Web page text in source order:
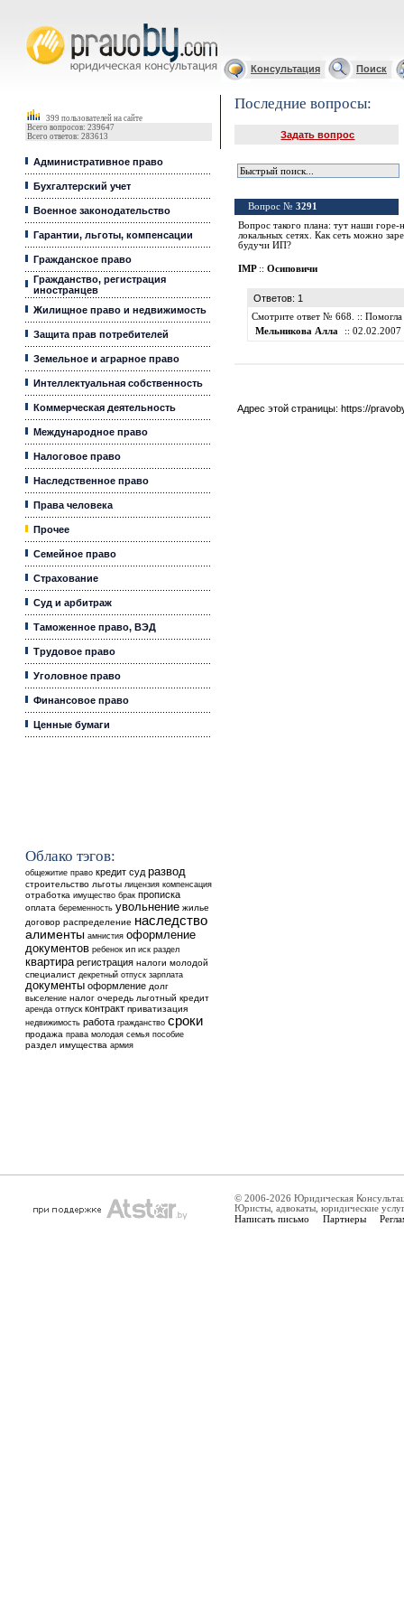
Консультация Поиск
399 пользователей на сайте
Всего вопросов: 239647
Всего ответов: 283613
Административное право
Бухгалтерский учет
Военное законодательство
Гарантии, льготы, компенсации
Гражданское право
Гражданство, регистрация
иностранцев
Жилищное право и недвижимость
Защита прав потребителей
Земельное и аграрное право
Интеллектуальная собственность
Коммерческая деятельность
Международное право
Налоговое право
Наследственное право
Права человека
Прочее
Семейное право
Страхование
Суд и арбитраж
Таможенное право, ВЭД
Трудовое право
Уголовное право
Финансовое право
Ценные бумаги
Облако тэгов:
общежитие право кредит суд развод
строительство льготы лицензия компенсация
отработка имущество брак прописка
оплата беременность увольнение жилье
договор распределение наследство
алименты амнистия оформление
документов ребенок ип иск раздел
квартира регистрация налоги молодой
специалист декретный отпуск зарплата
документы оформление долг
выселение налог очередь льготный кредит
аренда отпуск контракт приватизация
недвижимость работа гражданство сроки
продажа права молодая семья пособие
раздел имущества армия
Последние вопросы:
Задать вопрос
Вопрос № 3291
Вопрос такого плана: тут наши
локальных сетях. Как сеть можно
будучи ИП?
IMP :: Осиповичи
Ответов: 1
Смотрите ответ № 668. ::
Мельникова Алла
::
Адрес этой страницы: https://
© 2006-2026 Юридическая
Юристы, адвокаты, юридические
Написать письмо Партнеры